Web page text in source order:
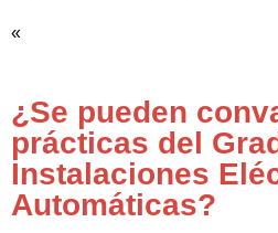
«
¿Se pueden
prácticas del
Instalaciones
Automáticas?